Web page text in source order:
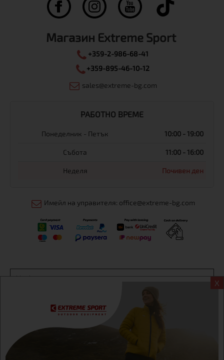
X
Магазин Extreme Sport
+359-2-986-68-41
+359-895-46-10-12
sales@extreme-bg.com
РАБОТНО ВРЕМЕ
Понеделник - Петък 10:00 - 19:00
Събота 11:00 - 16:00
Неделя Почивен ден
Имейл на управителя: office@extreme-bg.com
Информация
Екстрем спорт ЕООД, BG131452613, административен адрес
гр. София, Овча купел, ул.692, №12, офис 1, магазини
гр.София,бул. Дондуков 42, тел.:+359 895461012